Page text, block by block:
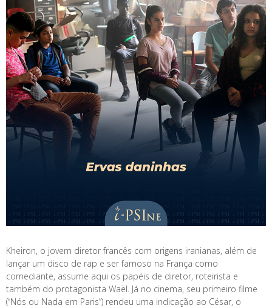
Kheiron, o jovem diretor francês com origens iranianas, além de
lançar um disco de rap e ser famoso na França como
comediante, assume aqui os papéis de diretor, roteirista e
também do protagonista Waël. Já no cinema, seu primeiro filme
(“Nós ou Nada em Paris”) rendeu uma indicação ao César, o